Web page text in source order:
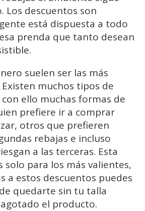
Los descuentos son
está dispuesta a todo
prenda que tanto desean
suelen ser las más
muchos tipos de
ello muchas formas de
prefiere ir a comprar
otros que prefieren
rebajas e incluso
a las terceras. Esta
solo para los más valientes,
a estos descuentos puedes
quedarte sin tu talla
el producto.